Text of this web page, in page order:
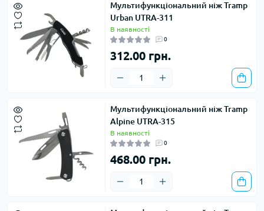
Мультифункціональний ніж Tramp
Urban UTRA-311
В наявності
0
312.00 грн.
Мультифункціональний ніж Tramp
Alpine UTRA-315
В наявності
0
468.00 грн.